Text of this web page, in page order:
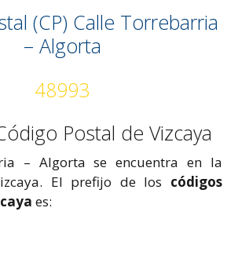
(CP) Calle Torrebarria
– Algorta
48993
Postal de Vizcaya
– Algorta se encuentra en la
El prefijo de los códigos
es: